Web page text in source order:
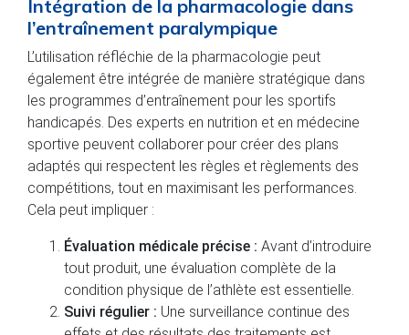
Intégration de la pharmacologie dans
l’entraînement paralympique
L’utilisation réfléchie de la pharmacologie peut
également être intégrée de manière stratégique dans
les programmes d’entraînement pour les sportifs
handicapés. Des experts en nutrition et en médecine
sportive peuvent collaborer pour créer des plans
adaptés qui respectent les règles et règlements des
compétitions, tout en maximisant les performances.
Cela peut impliquer :
Évaluation médicale précise : Avant d’introduire
tout produit, une évaluation complète de la
condition physique de l’athlète est essentielle.
Suivi régulier : Une surveillance continue des